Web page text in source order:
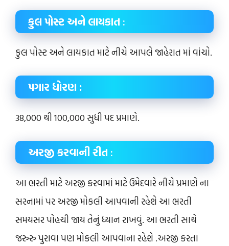
કુલ પોસ્ટ અને લાયકાત :
કુલ પોસ્ટ અને લાયકાત માટે નીચે આપલે જાહેરાત માં વાંચો.
પગાર ધોરણ :
38,000 થી 100,000 સુધી પદ પ્રમાણે.
અરજી કરવાની રીત :
આ ભરતી માટે અરજી કરવામાં માટે ઉમેદવારે નીચે પ્રમાણે ના
સરનામાં પર અરજી મોકલી આપવાની રહેશે આ ભરતી
સમયસર પોહચી જાય તેનું ધ્યાન રાખવું. આ ભરતી સાથે
જરુરુ પુરાવા પણ મોકલી આપવાના રહેશે .અરજી કરતા